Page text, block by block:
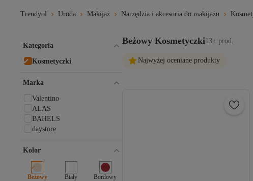
Trendyol Uroda Makijaż Narzędzia i akcesoria do makijażu
Beżowy Kosmetyczki13+ prod.
Najwyżej oceniane produkty
Kategoria
Kosmetyczki
Marka
Valentino
ALAS
BAHELS
daystore
Kolor
Beżowy Biały Bordowy